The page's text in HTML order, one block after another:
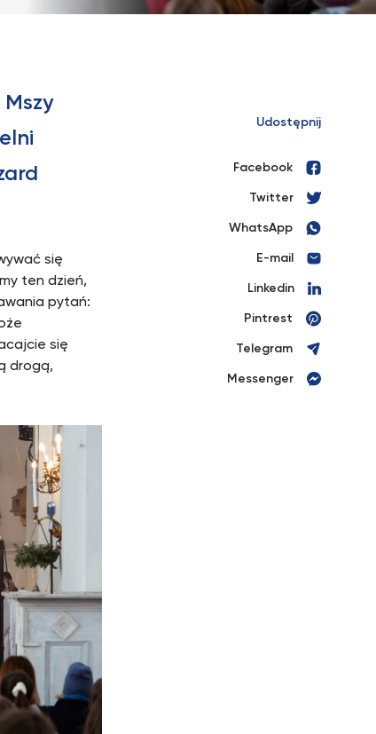
się
ten dzień,
pytań:
się
drogą,
Udostępnij
Facebook
Twitter
WhatsApp
E-mail
Linkedin
Pintrest
Telegram
Messenger